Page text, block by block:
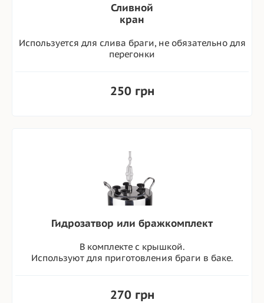
Сливной
кран
Используется для слива браги, не обязательно для
перегонки
250 грн
Гидрозатвор или бражкомплект
В комплекте с крышкой.
Используют для приготовления браги в баке.
270 грн